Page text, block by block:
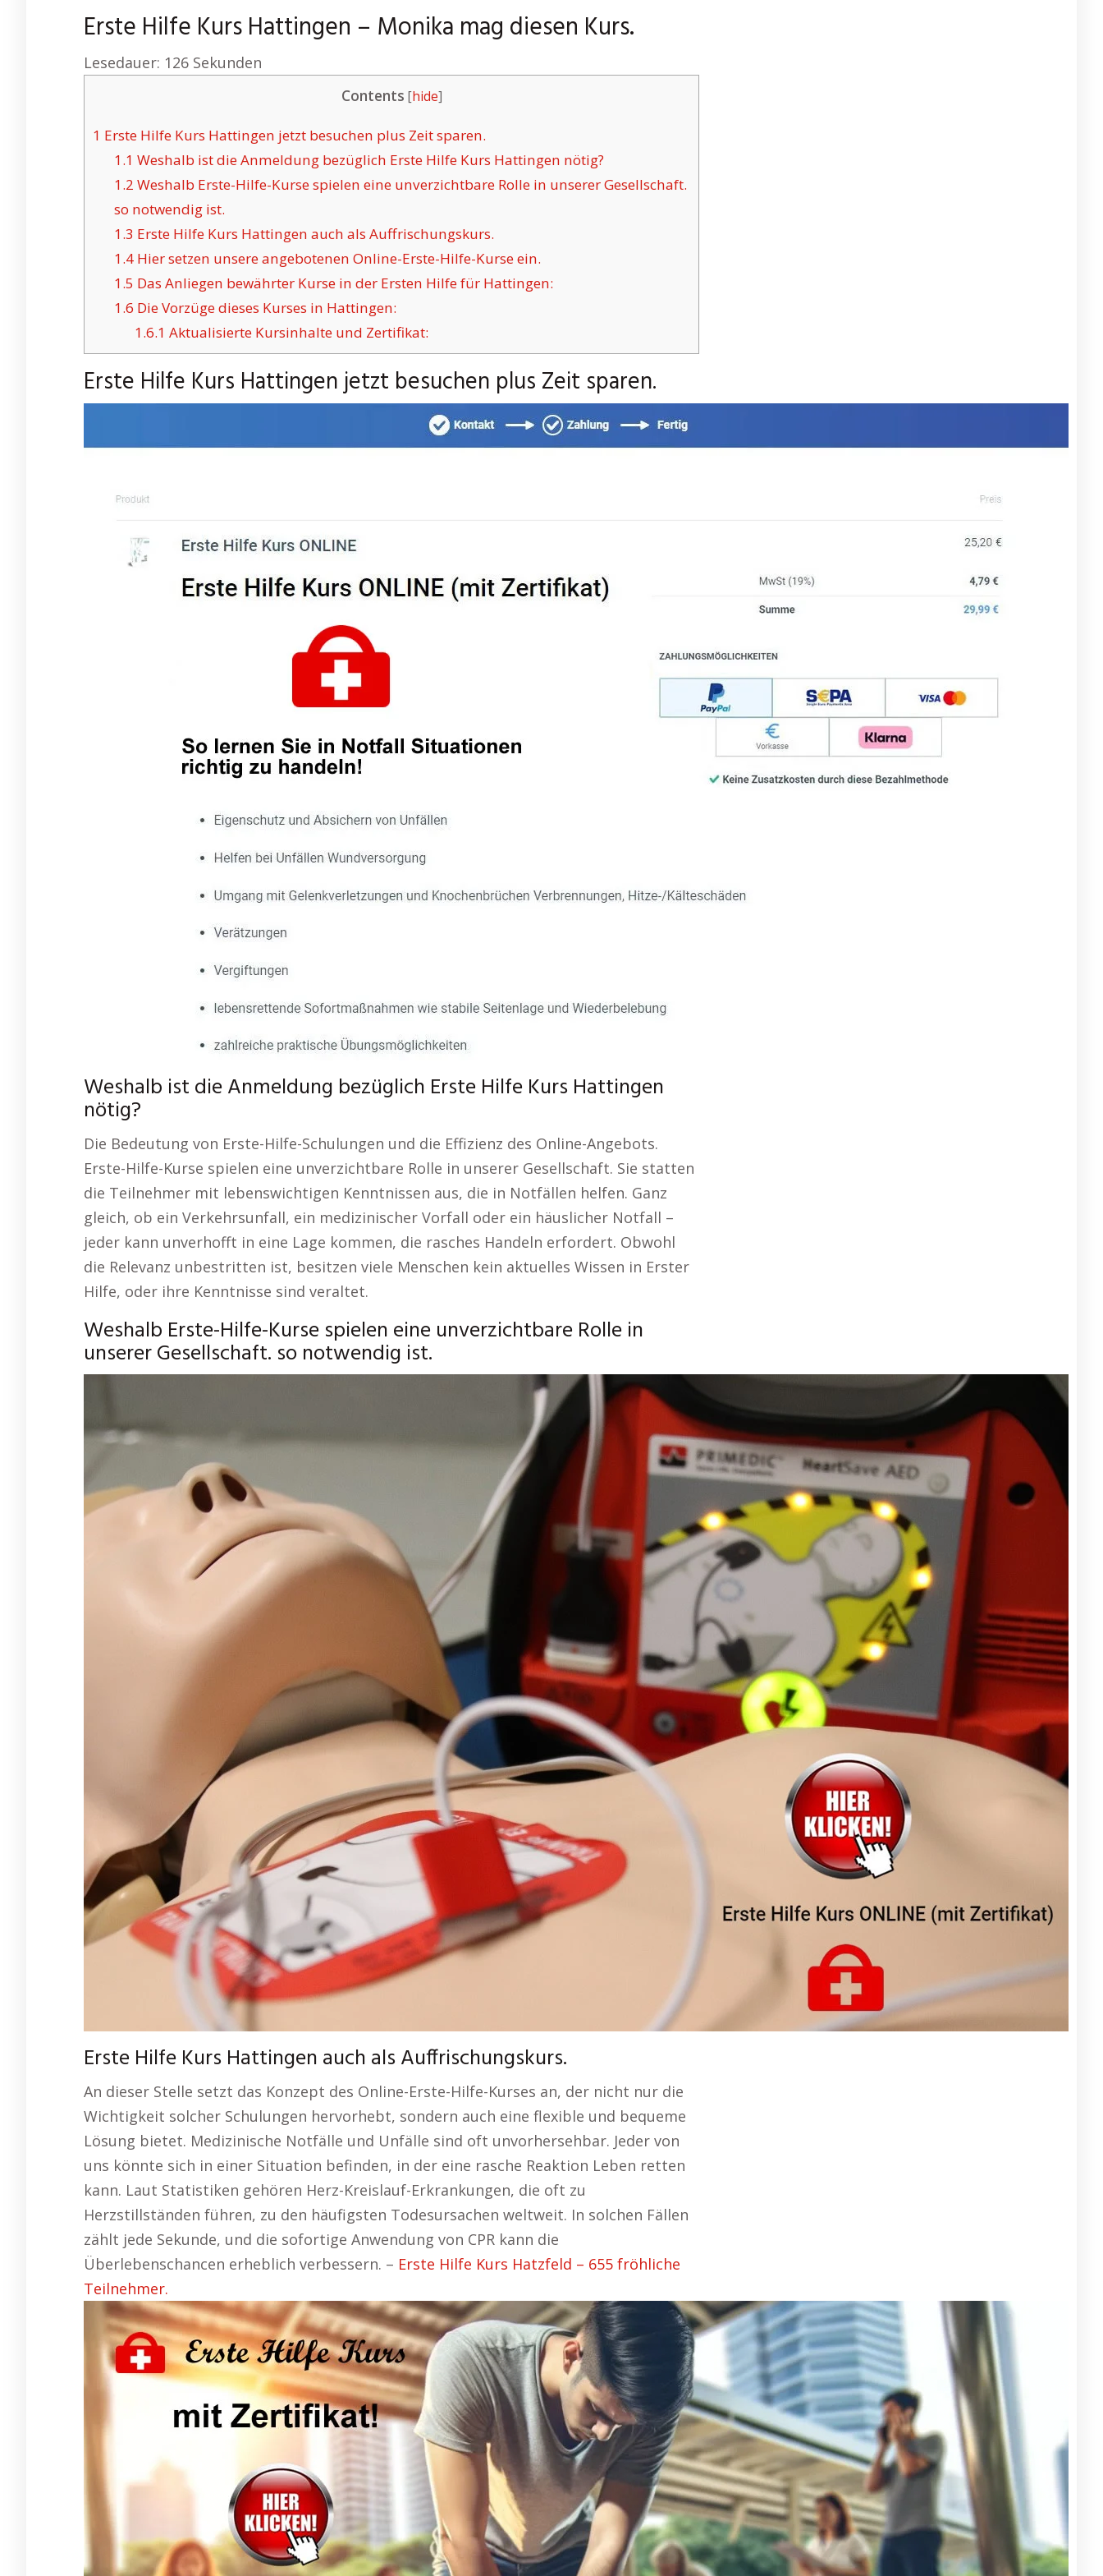
Erste Hilfe Kurs Hattingen – Monika mag diesen Kurs.
Lesedauer: 126 Sekunden
Contents [hide]
1 Erste Hilfe Kurs Hattingen jetzt besuchen plus Zeit sparen.
1.1 Weshalb ist die Anmeldung bezüglich Erste Hilfe Kurs Hattingen nötig?
1.2 Weshalb Erste-Hilfe-Kurse spielen eine unverzichtbare Rolle in unserer Gesellschaft.
so notwendig ist.
1.3 Erste Hilfe Kurs Hattingen auch als Auffrischungskurs.
1.4Hier setzen unsere angebotenen Online-Erste-Hilfe-Kurse ein.
1.5 Das Anliegen bewährter Kurse in der Ersten Hilfe für Hattingen:
1.6 Die Vorzüge dieses Kurses in Hattingen:
1.6.1 Aktualisierte Kursinhalte und Zertifikat:
Erste Hilfe Kurs Hattingen jetzt besuchen plus Zeit sparen.
Weshalb ist die Anmeldung bezüglich Erste Hilfe Kurs Hattingen
nötig?
Die Bedeutung von Erste-Hilfe-Schulungen und die Effizienz des Online-Angebots.
Erste-Hilfe-Kurse spielen eine unverzichtbare Rolle in unserer Gesellschaft. Sie statten
die Teilnehmer mit lebenswichtigen Kenntnissen aus, die in Notfällen helfen. Ganz
gleich, ob ein Verkehrsunfall, ein medizinischer Vorfall oder ein häuslicher Notfall –
jeder kann unverhofft in eine Lage kommen, die rasches Handeln erfordert. Obwohl
die Relevanz unbestritten ist, besitzen viele Menschen kein aktuelles Wissen in Erster
Hilfe, oder ihre Kenntnisse sind veraltet.
Weshalb Erste-Hilfe-Kurse spielen eine unverzichtbare Rolle in
unserer Gesellschaft. so notwendig ist.
Erste Hilfe Kurs Hattingen auch als Auffrischungskurs.
An dieser Stelle setzt das Konzept des Online-Erste-Hilfe-Kurses an, der nicht nur die
Wichtigkeit solcher Schulungen hervorhebt, sondern auch eine flexible und bequeme
Lösung bietet. Medizinische Notfälle und Unfälle sind oft unvorhersehbar. Jeder von
uns könnte sich in einer Situation befinden, in der eine rasche Reaktion Leben retten
kann. Laut Statistiken gehören Herz-Kreislauf-Erkrankungen, die oft zu
Herzstillständen führen, zu den häufigsten Todesursachen weltweit. In solchen Fällen
zählt jede Sekunde, und die sofortige Anwendung von CPR kann die
Überlebenschancen erheblich verbessern. – Erste Hilfe Kurs Hatzfeld – 655 fröhliche
Teilnehmer.